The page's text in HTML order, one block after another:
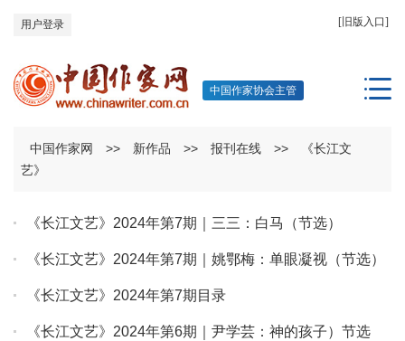
[旧版入口]
用户登录
中国作家协会主管
中国作家网 >> 新作品 >> 报刊在线 >>
《长江文
艺》
《长江文艺》2024年第7期｜三三：白马（节选）
《长江文艺》2024年第7期｜姚鄂梅：单眼凝视（节选）
《长江文艺》2024年第7期目录
《长江文艺》2024年第6期｜尹学芸：神的孩子）节选